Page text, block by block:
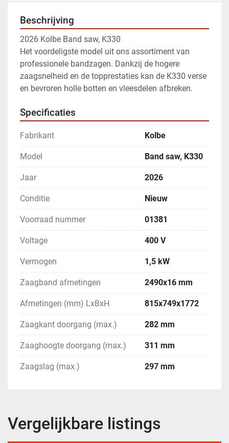
Beschrijving
2026 Kolbe Band saw, K330
Het voordeligste model uit ons assortiment van
professionele bandzagen. Dankzij de hogere
zaagsnelheid en de topprestaties kan de K330 verse
en bevroren holle botten en vleesdelen afbreken.
Specificaties
Fabrikant Kolbe
Model Band saw, K330
Jaar 2026
Conditie Nieuw
Voorraad nummer 01381
Voltage 400 V
Vermogen 1,5 kW
Zaagband afmetingen 2490x16 mm
Afmetingen (mm) LxBxH 815x749x1772
Zaagkant doorgang (max.) 282 mm
Zaaghoogte doorgang (max.) 311 mm
Zaagslag (max.) 297 mm
Vergelijkbare listings